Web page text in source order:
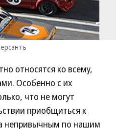
относятся ко всему,
Особенно с их
что не могут
приобщиться к
непривычным по нашим